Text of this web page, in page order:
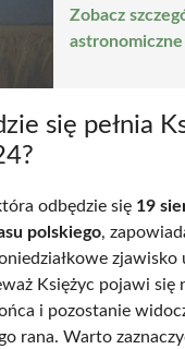
Zobacz
astronomiczne
się pełnia
odbędzie się 19
polskiego,
zjawisko
Księżyc pojawi się
i pozostanie
rana. Warto